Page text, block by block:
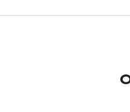
We hebben dit ingrediënt
We hebben dit ingrediënt